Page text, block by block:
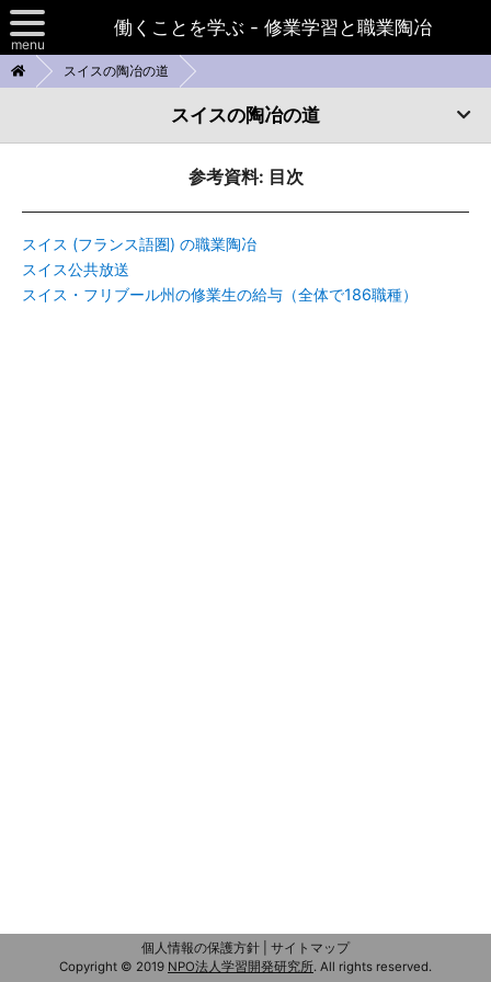
働くことを学ぶ - 修業学習と職業陶冶
menu
日本における修業学習
ボローニャプロセス
フランスの修業学習
スイスの陶冶の道
スイスの陶冶の道
スイスの陶冶の道
TOP
スイスの非大学型高等教育(ISCED 5B)としての職業陶冶の制度と方
法
制度
参考資料: 目次
スイス (フランス語圏) の職業陶冶
スイス公共放送
スイス・フリブール州の修業生の給与（全体で186職種）
個人情報の保護方針
サイトマップ
Copyright © 2019 NPO法人学習開発研究所. All rights reserved.